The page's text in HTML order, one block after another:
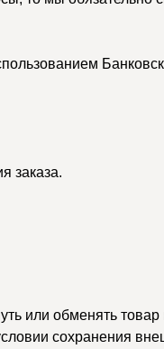
заказа.
или обменять
сохранения